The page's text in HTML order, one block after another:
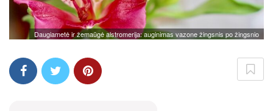
Daugiametė ir žemaūgė alstromerija: auginimas vazone žingsnis po žingsnio